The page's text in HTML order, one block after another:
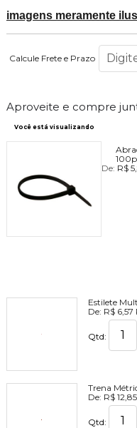
imagens meramente
Calcule Frete e Prazo
Aproveite e compre
Você está visualizando
De: R$
Estilete
De: R$ 6,57
Qtd:
Trena
De: R$ 12,85
Qtd: